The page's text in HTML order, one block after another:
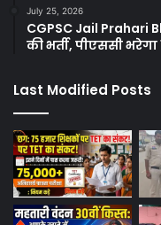
July 25, 2026
CGPSC Jail Prahari
की भर्ती, पीएससी
Last Modified Posts